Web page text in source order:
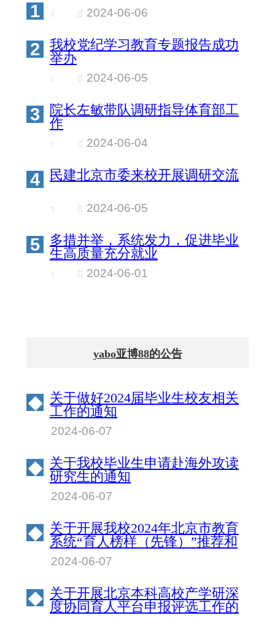
1 2024-06-06
2
我校党纪学习教育专题报告成功
举办
2024-06-05
3
院长左敏带队调研指导体育部工
作
2024-06-04
4 民建北京市委来校开展调研交流
2024-06-05
5
多措并举，系统发力，促进毕业
生高质量充分就业
2024-06-01
yabo亚博88的公告
◆ 关于做好2024届毕业生校友相关
工作的通知
2024-06-07
◆ 关于我校毕业生申请赴海外攻读
研究生的通知
2024-06-07
◆ 关于开展我校2024年北京市教育
系统“育人榜样（先锋）”推荐和
宣传活动的通知
2024-06-07
◆ 关于开展北京本科高校产学研深
度协同育人平台申报评选工作的